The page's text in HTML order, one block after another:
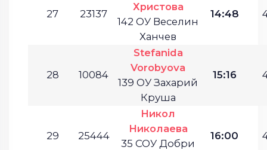
27 23137
Христова
142 ОУ Веселин
Ханчев
14:48
28 10084
Stefanida
Vorobyova
139 ОУ Захарий
Круша
15:16
29 25444
Никол
Николаева
35 СОУ Добри
16:00